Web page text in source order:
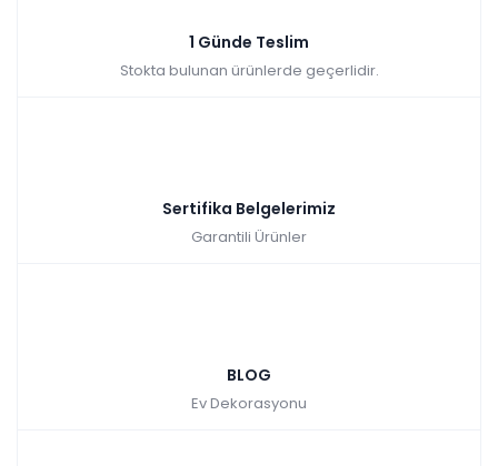
1 Günde Teslim
Stokta bulunan ürünlerde geçerlidir.
Sertifika Belgelerimiz
Garantili Ürünler
BLOG
Ev Dekorasyonu